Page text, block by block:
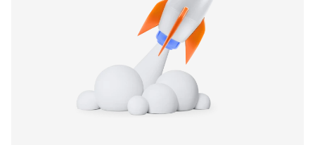
Распознавание подделок лица и голоса
Другие способы защиты от мошенничества и
Другие решения для обеспечения безопасности и
проведения транзакций
продаж продуктов Банка